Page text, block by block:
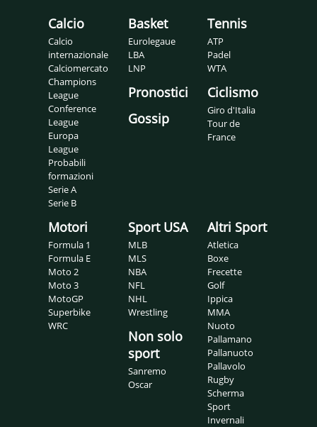
Calcio
Calcio
internazionale
Calciomercato
Champions
League
Conference
League
Europa
League
Probabili
formazioni
Serie A
Serie B
Basket
Eurolegaue
LBA
LNP
Pronostici
Gossip
Tennis
ATP
Padel
WTA
Ciclismo
Giro d'Italia
Tour de
France
Motori
Formula 1
Formula E
Moto 2
Moto 3
MotoGP
Superbike
WRC
Sport USA
MLB
MLS
NBA
NFL
NHL
Wrestling
Non solo
sport
Sanremo
Oscar
Altri Sport
Atletica
Boxe
Frecette
Golf
Ippica
MMA
Nuoto
Pallamano
Pallanuoto
Pallavolo
Rugby
Scherma
Sport
Invernali